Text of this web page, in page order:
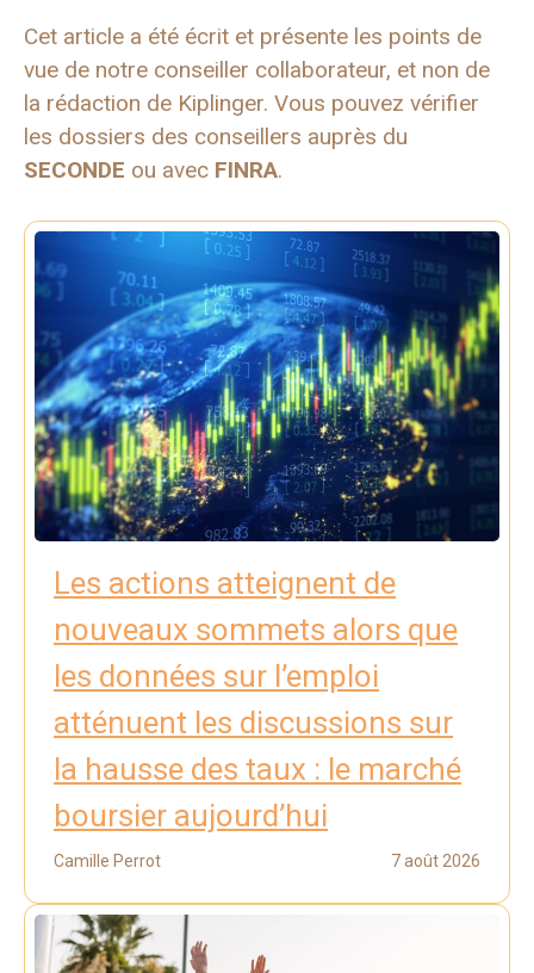
Cet article a été écrit et présente les points de
vue de notre conseiller collaborateur, et non de
la rédaction de Kiplinger. Vous pouvez vérifier
les dossiers des conseillers auprès du
SECONDE ou avec FINRA.
Les actions atteignent de
nouveaux sommets alors que
les données sur l’emploi
atténuent les discussions sur
la hausse des taux : le marché
boursier aujourd’hui
Camille Perrot 7 août 2026